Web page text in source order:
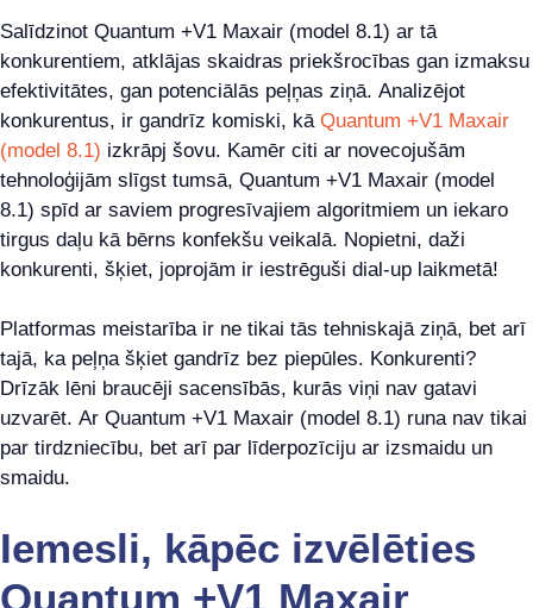
Salīdzinot Quantum +V1 Maxair (model 8.1) ar tā
konkurentiem, atklājas skaidras priekšrocības gan izmaksu
efektivitātes, gan potenciālās peļņas ziņā. Analizējot
konkurentus, ir gandrīz komiski, kā Quantum +V1 Maxair
(model 8.1) izkrāpj šovu. Kamēr citi ar novecojušām
tehnoloģijām slīgst tumsā, Quantum +V1 Maxair (model
8.1) spīd ar saviem progresīvajiem algoritmiem un iekaro
tirgus daļu kā bērns konfekšu veikalā. Nopietni, daži
konkurenti, šķiet, joprojām ir iestrēguši dial-up laikmetā!
Platformas meistarība ir ne tikai tās tehniskajā ziņā, bet arī
tajā, ka peļņa šķiet gandrīz bez piepūles. Konkurenti?
Drīzāk lēni braucēji sacensībās, kurās viņi nav gatavi
uzvarēt. Ar Quantum +V1 Maxair (model 8.1) runa nav tikai
par tirdzniecību, bet arī par līderpozīciju ar izsmaidu un
smaidu.
Iemesli, kāpēc izvēlēties
Quantum +V1 Maxair